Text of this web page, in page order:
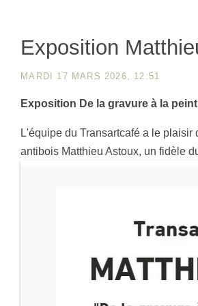
Exposition
MARDI 17 MARS 2026, 12:51
Exposition De la gravure à la
L'équipe du Transartcafé a le
antibois Matthieu Astoux, un fidèle